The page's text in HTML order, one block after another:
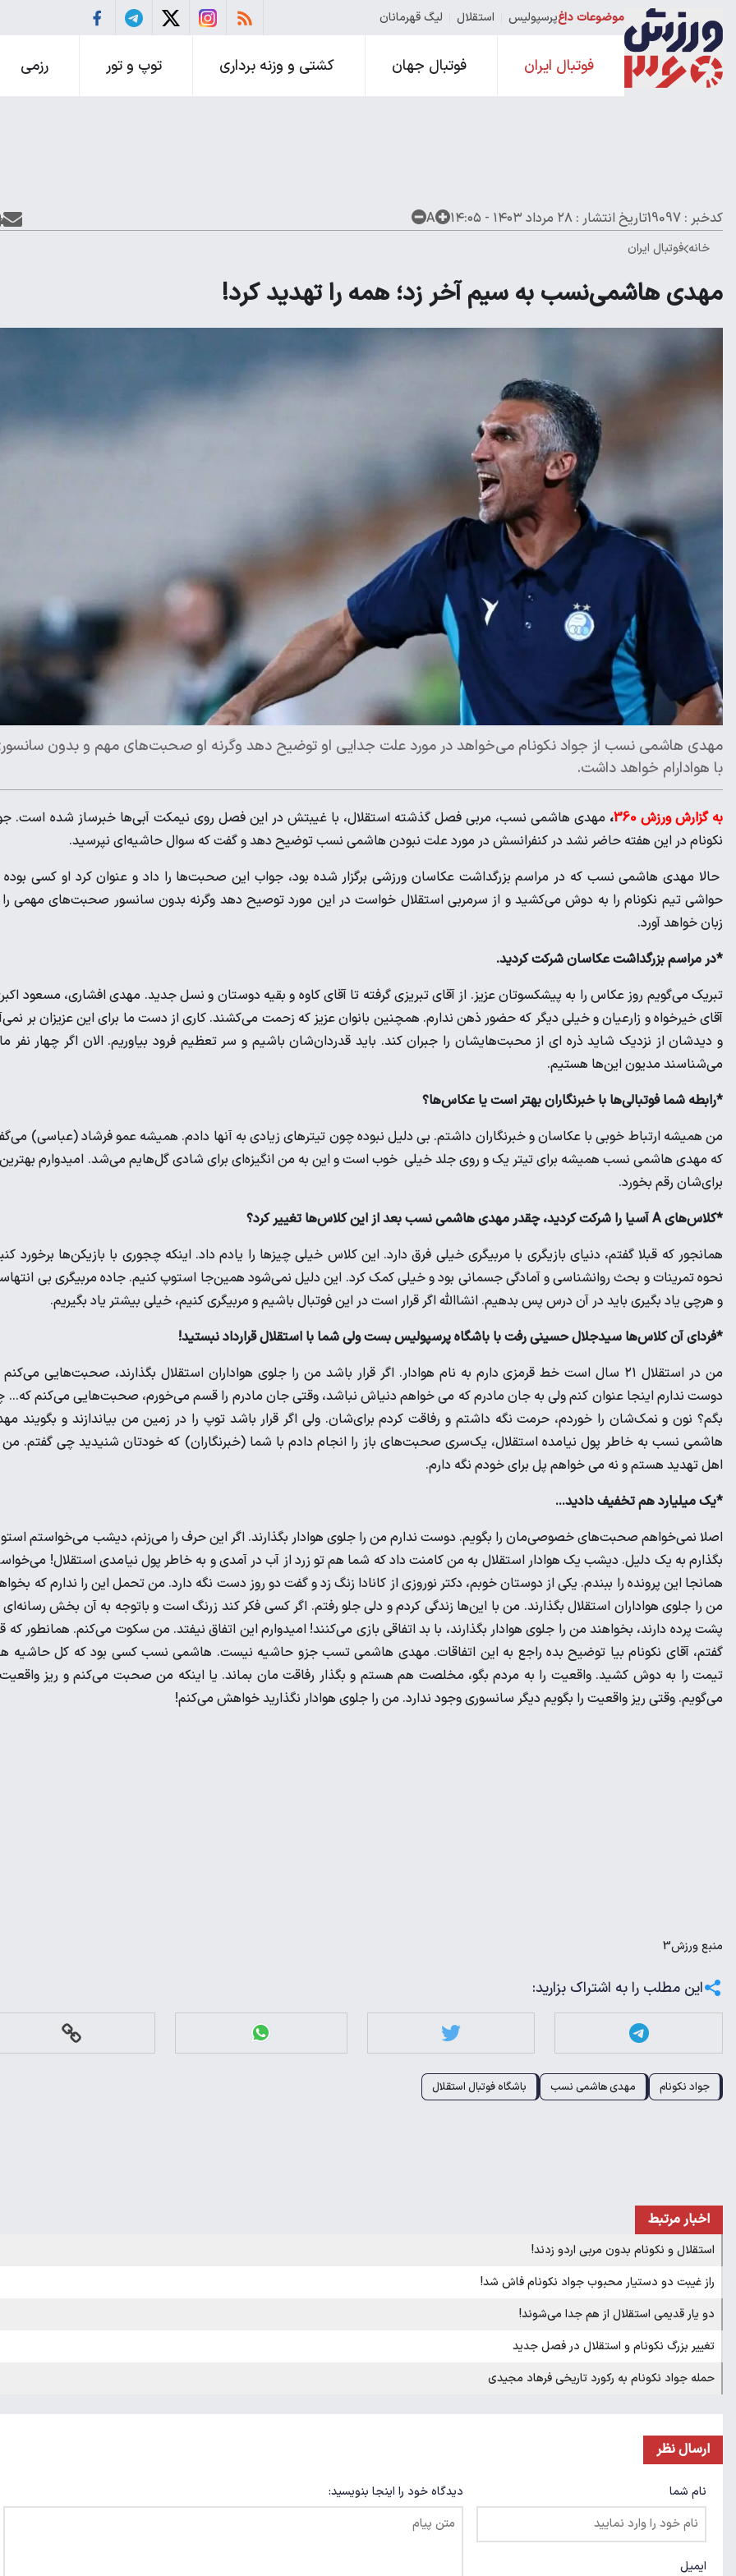
موضوعات داغپرسپولیس استقلال لیگ قهرمانان
فوتبال ایران فوتبال جهان کشتی و وزنه برداری توپ و تور رزمی
کدخبر : 19097 تاریخ انتشار : ۲۸ مرداد ۱۴۰۳ - ۱۴:۰۵ A
خانه فوتبال ایران
مهدی هاشمی‌نسب به سیم آخر زد؛ همه را تهدید کرد!
مهدی هاشمی نسب از جواد نکونام می‌خواهد در مورد علت جدایی او توضیح دهد وگرنه او صحبت‌های مهم و بدون
با هوادارام خواهد داشت.
به گزارش ورزش 360 ، مهدی هاشمی نسب، مربی فصل گذشته استقلال، با غیبتش در این فصل روی نیمکت آبی‌ها خبرساز شده است‌.
نکونام در این هفته حاضر نشد در کنفرانسش در مورد علت نبودن هاشمی نسب توضیح دهد و گفت که سوال حاشیه‌ای نپرسید.
حالا مهدی هاشمی نسب که در مراسم بزرگداشت عکاسان ورزشی برگزار شده بود، جواب این صحبت‌ها را داد و عنوان کرد او کسی بوده
حواشی تیم نکونام را به دوش می‌کشید و از سرمربی استقلال خواست در این مورد توصیح دهد وگرنه بدون سانسور صحبت‌های مهمی را
زبان خواهد آورد.
*در مراسم بزرگداشت عکاسان شرکت کردید.
تبریک می‌گویم روز عکاس را به پیشکسوتان عزیز. از آقای تبریزی گرفته تا آقای کاوه و بقیه دوستان و نسل جدید. مهدی افشاری، مسعود
آقای خیرخواه و زارعیان و خیلی دیگر که حضور ذهن ندارم. همچنین بانوان عزیز که زحمت می‌کشند. کاری از دست ما برای این عزیزان بر
و دیدشان از نزدیک شاید ذره ای از محبت‌ها‌یشان را جبران کند. باید قدردان‌شان باشیم و سر تعظیم فرود بیاوریم. الان اگر چهار نفر ما
می‌شناسند مدیون این‌ها هستیم.
*رابطه شما فوتبالی‌ها با خبرنگاران بهتر است یا عکاس‌ها؟
من همیشه ارتباط خوبی با عکاسان و خبرنگاران داشتم. بی دلیل نبوده چون تیترهای زیادی به آنها دادم. همیشه عمو فرشاد (عباسی)
که مهدی هاشمی نسب همیشه برای تیتر یک و روی جلد خیلی خوب است و این به من انگیزه‌ای برای شادی گل‌هایم می‌شد. امیدوارم
برای‌شان رقم بخورد.
*کلاس‌های A آسیا را شرکت کردید، چقدر مهدی هاشمی نسب بعد از این کلاس‌ها تغییر کرد؟
همانجور که قبلا گفتم، دنیای بازیگری با مربیگری خیلی فرق دارد. این کلاس خیلی چیزها را یادم داد. اینکه چجوری با بازیکن‌ها برخورد
نحوه تمرینات و بحث روانشناسی و آمادگی جسمانی بود و خیلی کمک کرد‌. این دلیل نمی‌شود همین‌جا استوپ کنیم. جاده مربیگری بی
و هرچی یاد بگیری باید در آن درس پس بدهیم. انشاالله اگر قرار است در این فوتبال باشیم و مربیگری کنیم، خیلی بیشتر یاد بگیریم.
*فردای آن کلاس‌ها سیدجلال حسینی رفت با باشگاه پرسپولیس بست ولی شما با استقلال قرارداد نبستید!
من در استقلال ۲۱ سال است خط قرمزی دارم به نام هوادار. اگر قرار باشد من را جلوی هواداران استقلال بگذارند، صحبت‌هایی
دوست ندارم اینجا عنوان کنم ولی به جان مادرم که می خواهم دنیاش نباشد، وقتی جان مادرم را قسم می‌خورم، صحبت‌هایی می‌کنم که...
بگم؟ نون و نمک‌شان را خوردم، حرمت نگه داشتم و رفاقت کردم برای‌شان‌. ولی اگر قرار باشد توپ را در زمین من بیاندازند و بگویند
هاشمی نسب به خاطر پول نیامده استقلال، یک‌سری صحبت‌های باز را انجام دادم با شما (خبرنگاران) که خودتان شنیدید چی گفتم. من
اهل تهدید هستم و نه می خواهم پل برای خودم نگه دارم.
*یک میلیارد هم تخفیف دادید...
اصلا نمی‌خواهم صحبت‌های خصوصی‌مان را بگویم. دوست ندارم من را جلوی هوادار بگذارند. اگر این حرف را می‌زنم، دیشب می‌خواستم
بگذارم به یک دلیل. دیشب یک هوادار استقلال به من کامنت داد که شما هم تو زرد از آب در آمدی و به خاطر پول نیامدی استقلال!
همانجا این پرونده را ببندم. یکی از دوستان خوبم، دکتر نوروزی از کانادا زنگ زد و گفت دو روز دست نگه دارد. من تحمل این را ندارم که
من را جلوی هواداران استقلال بگذارند. من با این‌ها زندگی کردم و دلی جلو رفتم. اگر کسی فکر کند زرنگ است و باتوجه به آن بخش رسانه‌ای
پشت پرده دارند، بخواهند من را جلوی هوادار بگذارند، با بد اتفاقی بازی می‌کنند! امیدوارم این اتفاق نیفتد. من سکوت می‌کنم. همانطور که
گفتم، آقای نکونام بیا توضیح بده راجع به این اتفاقات. مهدی هاشمی تسب جزو حاشیه نیست‌. هاشمی نسب کسی بود که کل حاشیه
تیمت را به دوش کشید. واقعیت را به مردم بگو، مخلصت هم هستم و بگذار رفاقت مان بماند. یا اینکه من صحبت می‌کنم و ریز واقعیت
می‌گویم. وقتی ریز واقعیت را بگویم دیگر سانسوری وجود ندارد. من را جلوی هوادار نگذارید خواهش می‌کنم!
منبعورزش3
این مطلب را به اشتراک بزارید:
جواد نکونام مهدی هاشمی نسب باشگاه فوتبال استقلال
اخبار مرتبط
استقلال و نکونام بدون مربی اردو زدند!
راز غیبت دو دستیار محبوب جواد نکونام فاش شد!
دو یار قدیمی استقلال از هم جدا می‌شوند!
تغییر بزرگ نکونام و استقلال در فصل جدید
حمله جواد نکونام به رکورد تاریخی فرهاد مجیدی
ارسال نظر
نام شما
ایمیل
دیدگاه خود را اینجا بنویسید: